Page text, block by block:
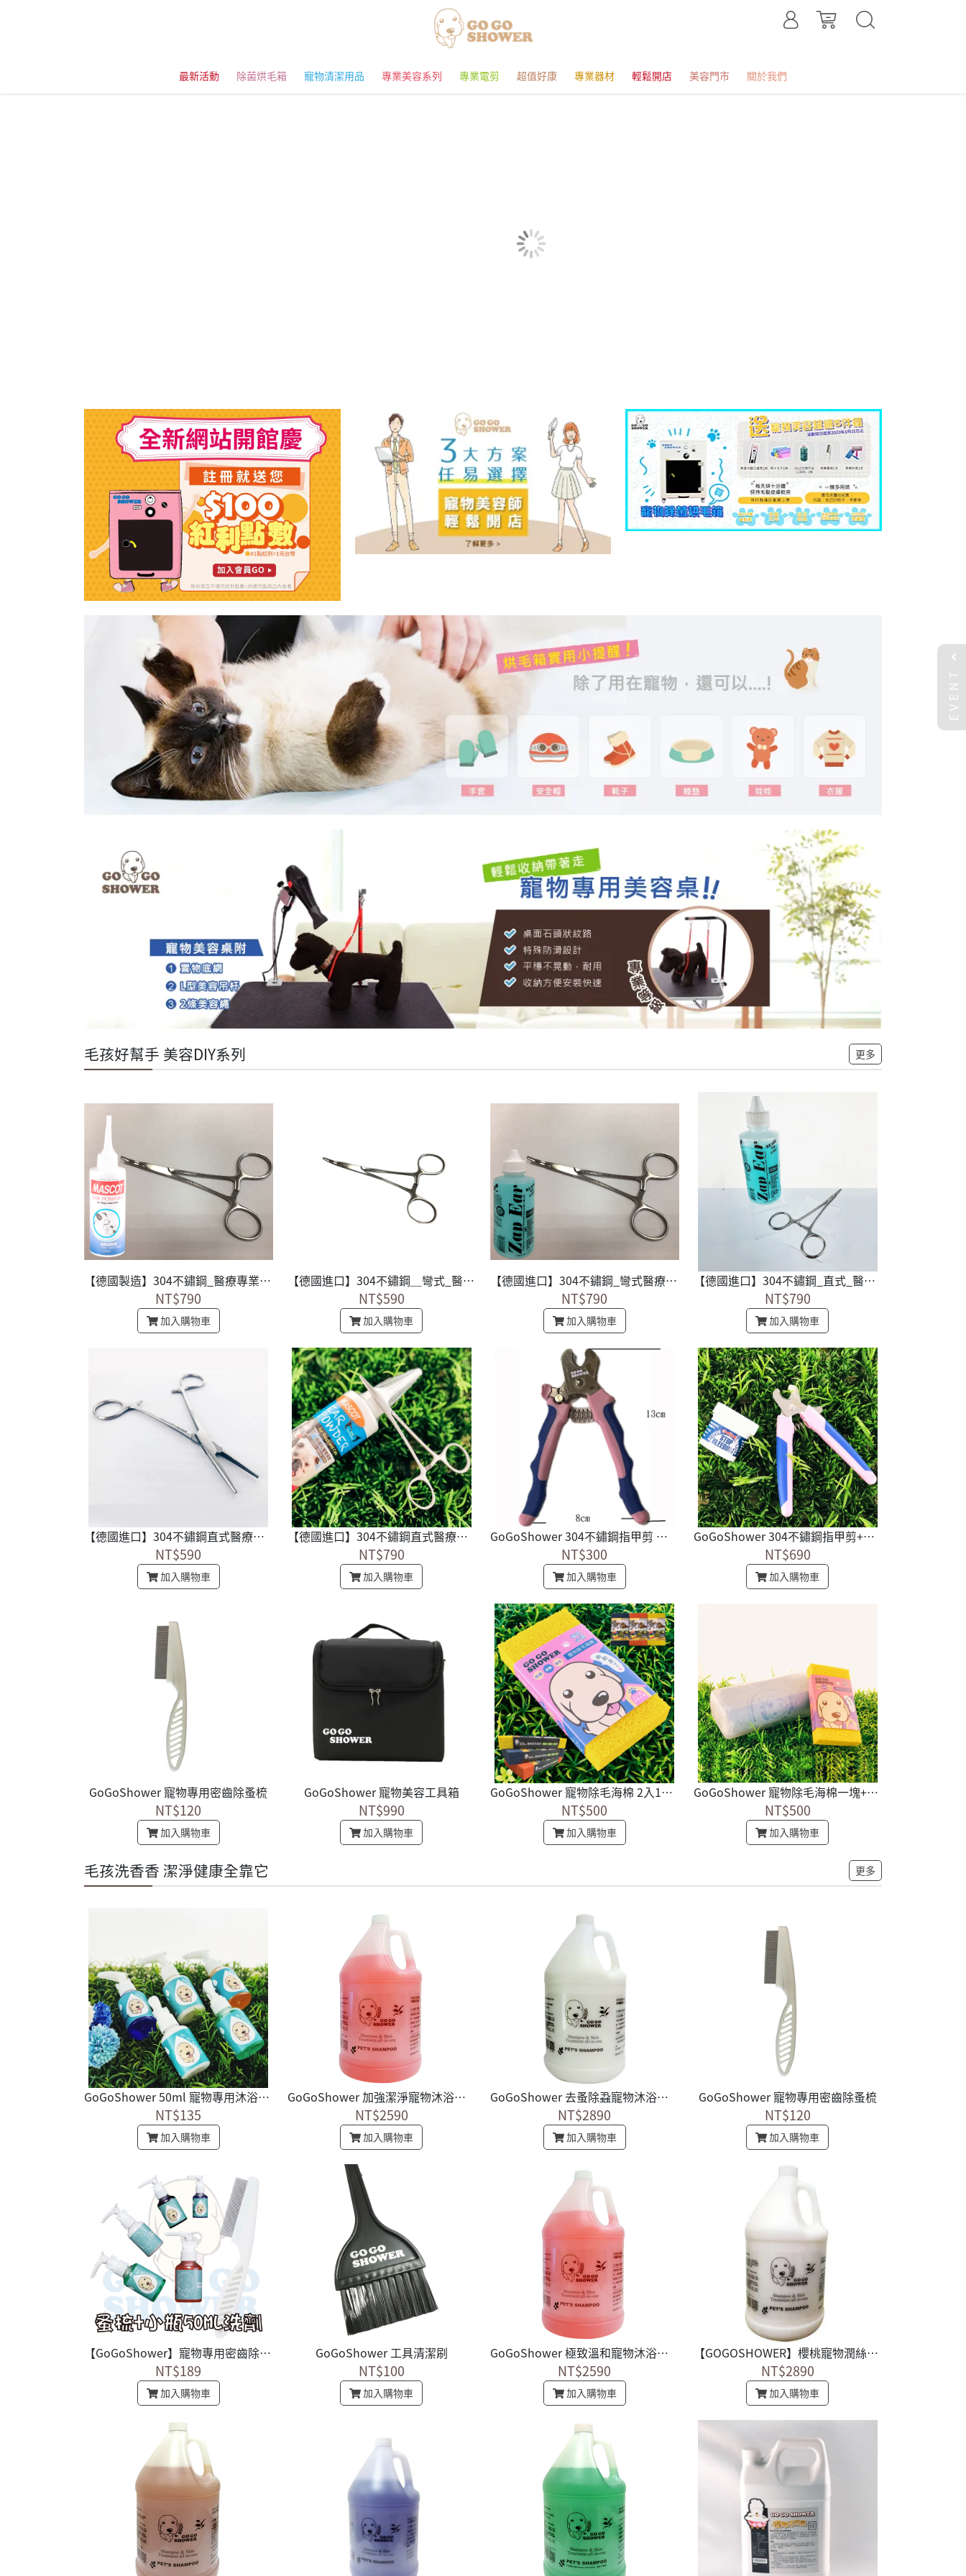
最新活動 除菌烘毛箱 寵物清潔用品 專業美容系列 專業電剪 超值好康 專業器材 輕鬆開店 美容門市 關於我們
毛孩好幫手 美容DIY系列 更多
【德國製造】304不鏽鋼_醫療專業止血鉗_彎式+超微粒耳粉 1組
NT$790
加入購物車
【德國進口】304不鏽鋼＿彎式_醫療止血鉗
NT$590
加入購物車
【德國進口】304不鏽鋼_彎式醫療止血鉗+KELCO清耳液120ml 1組
NT$790
加入購物車
【德國進口】304不鏽鋼_直式_醫療止血鉗+KELCO清耳液120ml _1組
NT$790
加入購物車
【德國進口】304不鏽鋼直式醫療止血鉗
NT$590
加入購物車
【德國進口】304不鏽鋼直式醫療止血鉗+超微粒耳粉 1組
NT$790
加入購物車
GoGoShower 304不鏽鋼指甲剪 不鏽鋼刀刃 MIT保證
NT$300
加入購物車
GoGoShower 304不鏽鋼指甲剪+康蒂娜止血粉 1組
NT$690
加入購物車
GoGoShower 寵物專用密齒除蚤梳
NT$120
加入購物車
GoGoShower 寵物美容工具箱
NT$990
加入購物車
GoGoShower 寵物除毛海棉 2入1組 不分色隨機出貨
NT$500
加入購物車
GoGoShower 寵物除毛海棉一塊+超強力細緻吸水毛巾一條 (不分色隨機出貨)
NT$500
加入購物車
毛孩洗香香 潔淨健康全靠它 更多
GoGoShower 50ml 寵物專用沐浴乳 9種保護毛孩功能可供選擇
NT$135
加入購物車
GoGoShower 加強潔淨寵物沐浴乳 義大利進口 1加侖
NT$2590
加入購物車
GoGoShower 去蚤除蝨寵物沐浴乳 美國進口 1加侖
NT$2890
加入購物車
GoGoShower 寵物專用密齒除蚤梳
NT$120
加入購物車
【GoGoShower】寵物專用密齒除蚤梳1隻 + 進口寵物沐浴乳50ML1瓶
NT$189
加入購物車
GoGoShower 工具清潔刷
NT$100
加入購物車
GoGoShower 極致溫和寵物沐浴乳 義大利進口 1加侖
NT$2590
加入購物車
【GOGOSHOWER】櫻桃寵物潤絲精 義大利進口 1加侖
NT$2890
加入購物車
EVENT